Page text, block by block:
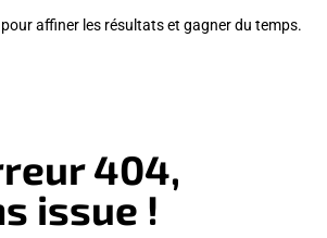
affiner les résultats et gagner du temps.
404,
issue !